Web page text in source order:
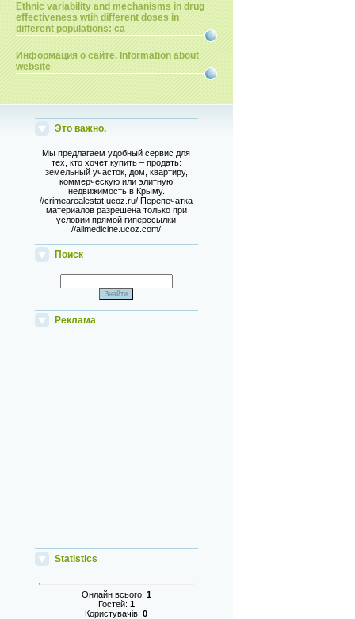
Ethnic variability and mechanisms in drug
effectiveness wtih different doses in
different populations: ca
Информация о сайте. Information about
website
Это важно.
Мы предлагаем удобный сервис для
тех, кто хочет купить – продать:
земельный участок, дом, квартиру,
коммерческую или элитную
недвижимость в Крыму.
//crimearealestat.ucoz.ru/ Перепечатка
материалов разрешена только при
условии прямой гиперссылки
//allmedicine.ucoz.com/
Поиск
Реклама
Statistics
Онлайн всього: 1
Гостей: 1
Користувачів:0